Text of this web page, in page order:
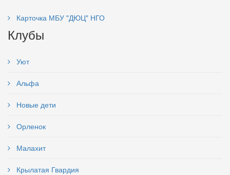
Карточка МБУ "ДЮЦ" НГО
Клубы
Уют
Альфа
Новые дети
Орленок
Малахит
Крылатая Гвардия